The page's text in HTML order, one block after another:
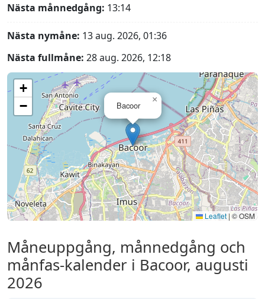
Nästa månnedgång: 13:14
Nästa nymåne: 13 aug. 2026, 01:36
Nästa fullmåne: 28 aug. 2026, 12:18
Bacoor
×
+
−
Leaflet | © OSM
Måneuppgång, månnedgång och
månfas-kalender i Bacoor, augusti
2026